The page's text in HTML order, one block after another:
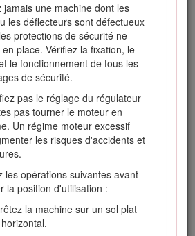
jamais une machine dont les
les déflecteurs sont défectueux
protections de sécurité ne
place. Vérifiez la fixation, le
le fonctionnement de tous les
de sécurité.
pas le réglage du régulateur
pas tourner le moteur en
Un régime moteur excessif
les risques d'accidents et
les opérations suivantes avant
la position d'utilisation :
la machine sur un sol plat
vêtements appropriés, y compris
oculaire, des chaussures
antidérapante et des
d'oreilles. Attachez les cheveux
pas de bijoux.
soigneusement la zone à tondre et
objet susceptible d'être projeté
la zone de travail pour déterminer
et équipements vous
d'exécuter votre tâche
et sans danger. Utilisez
les accessoires et équipements
le fabricant.